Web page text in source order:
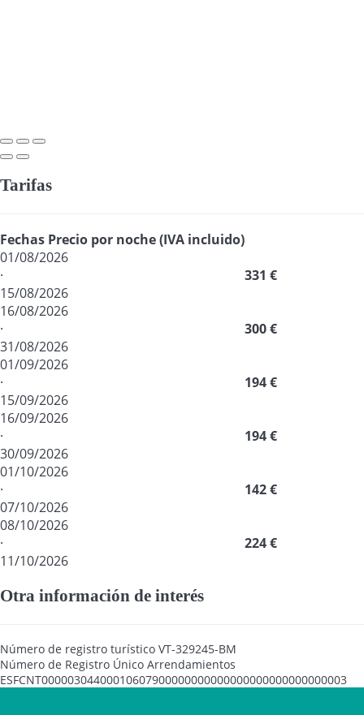
Tarifas
Fechas Precio por noche (IVA incluido)
01/08/2026
·
15/08/2026
331 €
16/08/2026
·
31/08/2026
300 €
01/09/2026
·
15/09/2026
194 €
16/09/2026
·
30/09/2026
194 €
01/10/2026
·
07/10/2026
142 €
08/10/2026
·
11/10/2026
224 €
Otra información de interés
Número de registro turístico VT-329245-BM
Número de Registro Único Arrendamientos
ESFCNT00000304400010607900000000000000000000000000003